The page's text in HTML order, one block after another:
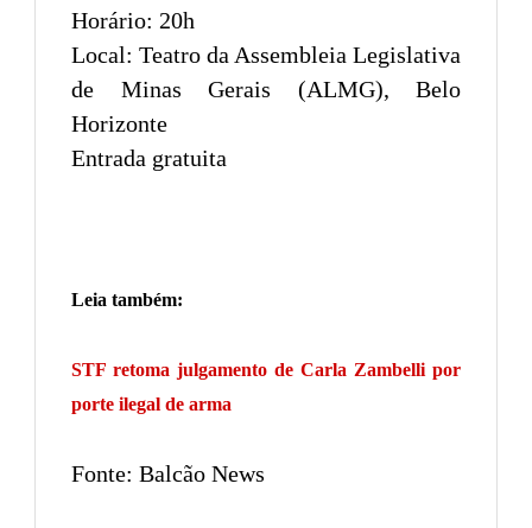
Horário: 20h
Local: Teatro da Assembleia Legislativa
de Minas Gerais (ALMG), Belo
Horizonte
Entrada gratuita
Leia também:
STF retoma julgamento de Carla Zambelli por
porte ilegal de arma
Fonte: Balcão News